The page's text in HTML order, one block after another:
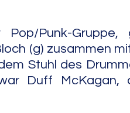
Rock
Pop/Punk-
(g) zusammen
Stuhl des
Duff McKagan,